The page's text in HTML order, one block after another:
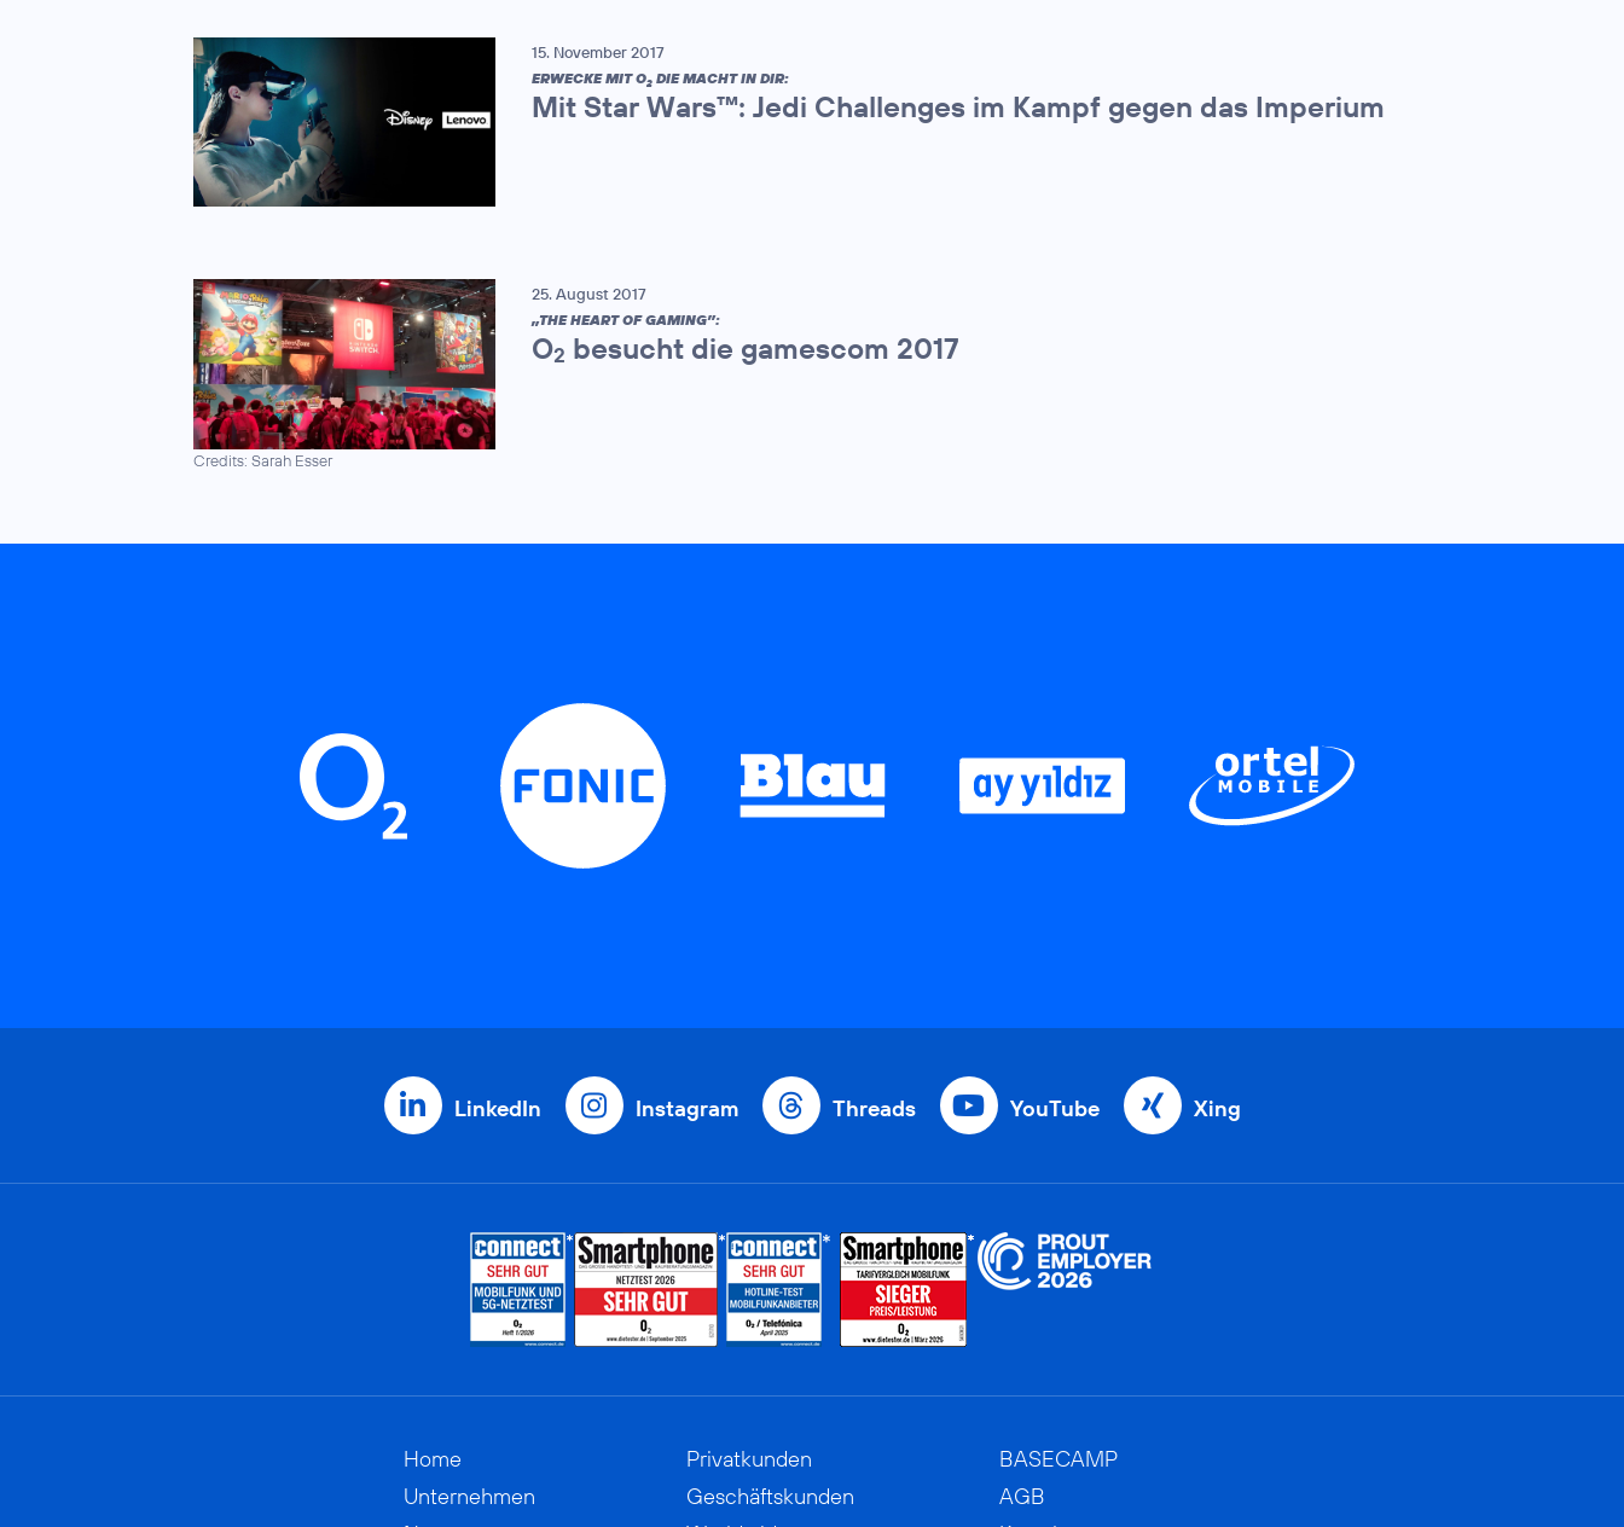
15. November 2017
ERWECKE MIT O2 DIE MACHT IN DIR:
Mit Star Wars™: Jedi Challenges im Kampf gegen das Imperium
Credits: Sarah Esser
25. August 2017
„THE HEART OF GAMING”:
O2 besucht die gamescom 2017
LinkedIn Instagram Threads YouTube Xing
Home
Unternehmen
Privatkunden
Geschäftskunden
BASECAMP
AGB